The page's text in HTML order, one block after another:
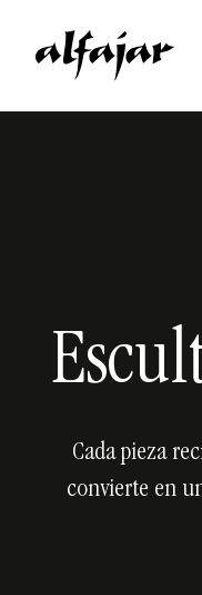
Cada pieza
convierte en